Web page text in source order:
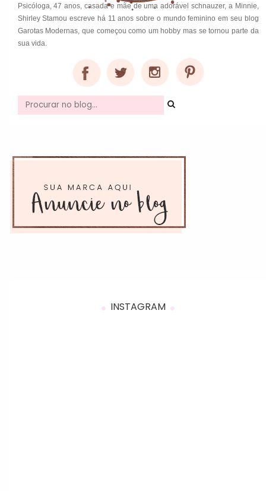
Psicóloga, 47 anos, casada e mãe de uma adorável schnauzer, a Minnie,
Shirley Stamou escreve há 11 anos sobre o mundo feminino em seu blog
Garotas Modernas, que começou como um hobby mas se tornou parte da
sua vida.
INSTAGRAM